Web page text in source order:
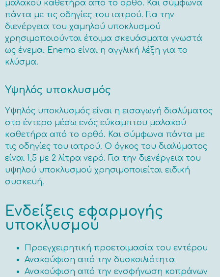
μαλακού καθετήρα από το ορθό. Και σύμφωνα
πάντα με τις οδηγίες του ιατρού. Για την
διενέργεια του χαμηλού υποκλυσμού
χρησιμοποιούνται έτοιμα σκευάσματα γνωστά
ως ένεμα. Enema είναι η αγγλική λέξη για το
κλύσμα.
Υψηλός υποκλυσμός
Υψηλός υποκλυσμός είναι η εισαγωγή διαλύματος
στο έντερο μέσω ενός εύκαμπτου μαλακού
καθετήρα από το ορθό. Και σύμφωνα πάντα με
τις οδηγίες του ιατρού. Ο όγκος του διαλύματος
είναι 1,5 με 2 λίτρα νερό. Για την διενέργεια του
υψηλού υποκλυσμού χρησιμοποιείται ειδική
συσκευή.
Ενδείξεις εφαρμογής
υποκλυσμού
Προεγχειρητική προετοιμασία του εντέρου
Ανακούφιση από την δυσκοιλιότητα
Ανακούφιση από την ενσφήνωση κοπράνων